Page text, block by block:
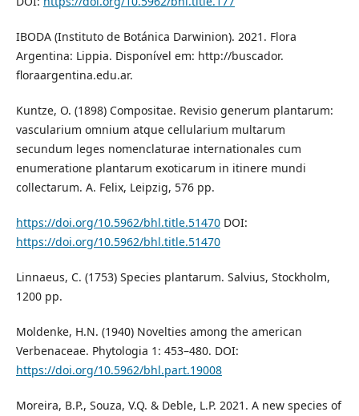
IBODA (Instituto de Botánica Darwinion). 2021. Flora
Argentina: Lippia. Disponível em: http://buscador.
floraargentina.edu.ar.
Kuntze, O. (1898) Compositae. Revisio generum plantarum:
vascularium omnium atque cellularium multarum
secundum leges nomenclaturae internationales cum
enumeratione plantarum exoticarum in itinere mundi
collectarum. A. Felix, Leipzig, 576 pp.
https://doi.org/10.5962/bhl.title.51470DOI:
https://doi.org/10.5962/bhl.title.51470
Linnaeus, C. (1753) Species plantarum. Salvius, Stockholm,
1200 pp.
Moldenke, H.N. (1940) Novelties among the american
Verbenaceae. Phytologia 1: 453–480. DOI:
https://doi.org/10.5962/bhl.part.19008
Moreira, B.P., Souza, V.Q. & Deble, L.P. 2021. A new species of